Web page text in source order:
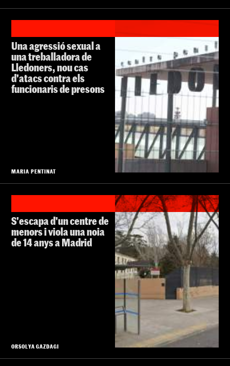
Una agressió sexual a
una treballadora de
Lledoners, nou cas
d'atacs contra els
funcionaris de presons
MARIA PENTINAT
S'escapa d'un centre de
menors i viola una noia
de 14 anys a Madrid
ORSOLYA GAZDAGI